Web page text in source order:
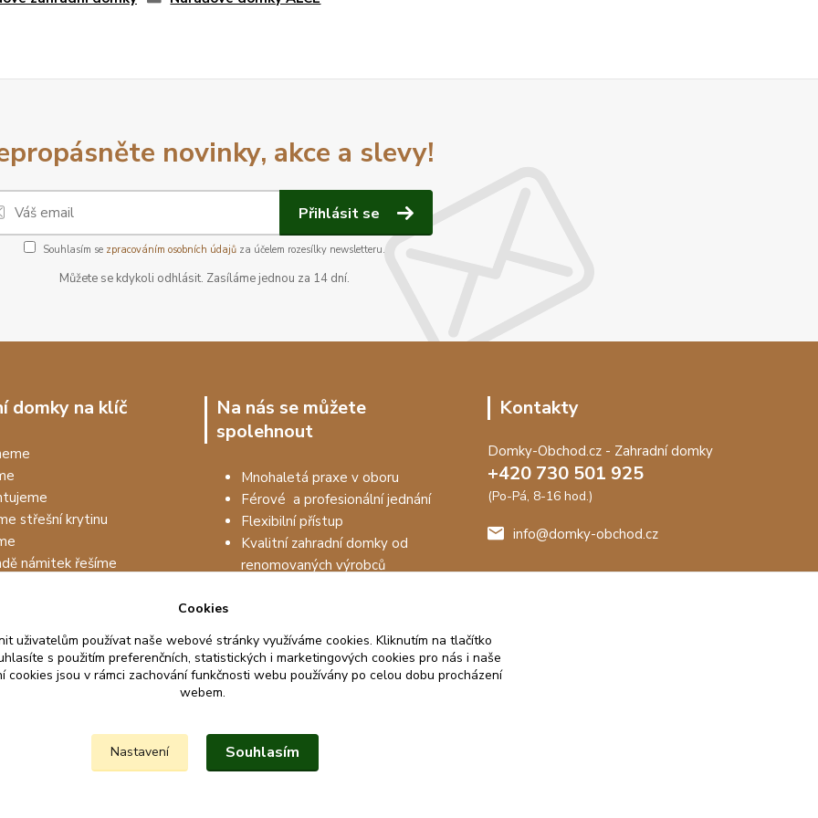
novinky, akce a slevy!
Přihlásit se
Souhlasím se zpracováním osobních údajů za účelem rozesílky newsletteru.
Můžete se kdykoli odhlásit. Zasíláme jednou za 14 dní.
domky na klíč
střešní krytinu
námitek řešíme
Na nás se můžete
spolehnout
Mnohaletá praxe v oboru
Férové a profesionální jednání
Flexibilní přístup
Kvalitní zahradní domky od
renomovaných výrobců
Kontakty
Domky-Obchod.cz - Zahradní domky
+420 730 501 925
(Po-Pá, 8-16 hod.)
info@domky-obchod.cz
Cookies
uživatelům používat naše webové stránky využíváme cookies. Kliknutím na tlačítko
s použitím preferenčních, statistických i marketingových cookies pro nás i naše
cookies jsou v rámci zachování funkčnosti webu používány po celou dobu procházení
webem.
Nastavení Souhlasím